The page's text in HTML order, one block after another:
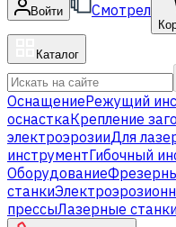
Войти Смотрел
Каталог
ОснащениеРежущий
оснасткаКрепление
электроэрозииДля
инструментГибочный
Оборудование
станки
прессыЛазерные